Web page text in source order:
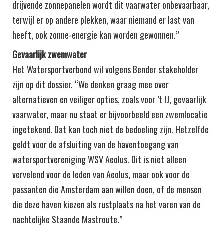
drijvende zonnepanelen wordt dit vaarwater onbevaarbaar,
terwijl er op andere plekken, waar niemand er last van
heeft, ook zonne-energie kan worden gewonnen.”
Gevaarlijk zwemwater
Het Watersportverbond wil volgens Bender stakeholder
zijn op dit dossier. “We denken graag mee over
alternatieven en veiliger opties, zoals voor ’t IJ, gevaarlijk
vaarwater, maar nu staat er bijvoorbeeld een zwemlocatie
ingetekend. Dat kan toch niet de bedoeling zijn. Hetzelfde
geldt voor de afsluiting van de haventoegang van
watersportvereniging WSV Aeolus. Dit is niet alleen
vervelend voor de leden van Aeolus, maar ook voor de
passanten die Amsterdam aan willen doen, of de mensen
die deze haven kiezen als rustplaats na het varen van de
nachtelijke Staande Mastroute.”